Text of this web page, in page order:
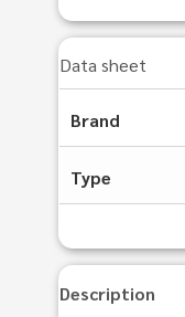
Data sheet
Brand
Type
Description